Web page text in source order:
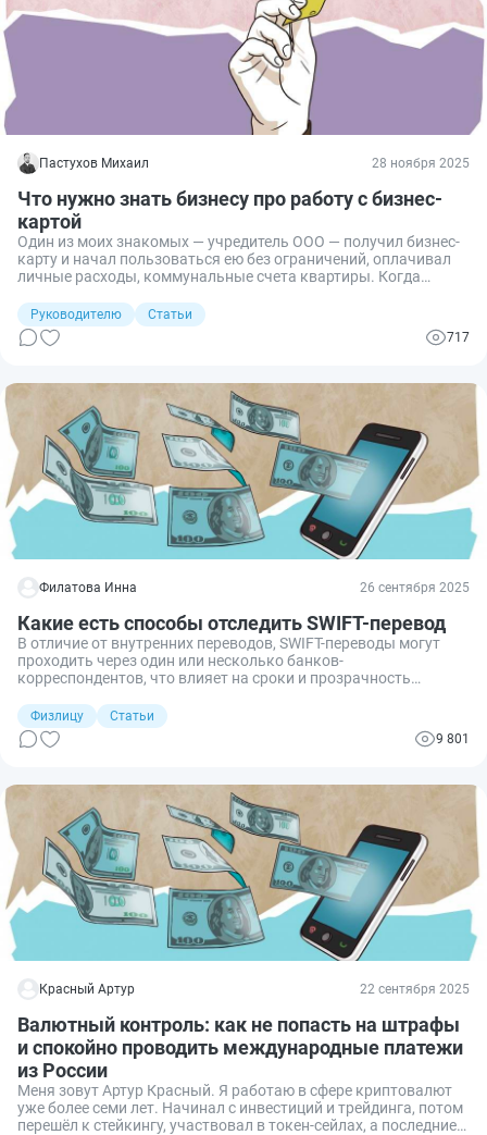
Пастухов Михаил 28 ноября 2025
Что нужно знать бизнесу про работу с бизнес-
картой
Один из моих знакомых — учредитель ООО — получил бизнес-
карту и начал пользоваться ею без ограничений, оплачивал
личные расходы, коммунальные счета квартиры. Когда
множество расчетных операций не имеет отношения к
бизнесу. Одновременно банк заметил нарушение условий, и
расчетные операции попали под блокировку. Учредитель
разбираться с банком. Чтобы не попасть в подобную
ситуацию — разберем подробнее то, как оплачивать покупки
бизнес-картой правильно.
Руководителю
Статьи
717
Филатова Инна 26 сентября 2025
Какие есть способы отследить SWIFT-перевод
В отличие от внутренних переводов, SWIFT-переводы могут
проходить через один или несколько банков-
корреспондентов, что влияет на сроки и прозрачность
быстрее понять, где находится перевод, важно знать, какие
инструменты и данные помогают его отследить. Рассказываю
об этом подробно.
Физлицу
Статьи
9 801
Красный Артур 22 сентября 2025
Валютный контроль: как не попасть на штрафы
и спокойно проводить международные платежи
из России
Меня зовут Артур Красный. Я работаю в сфере криптовалют
уже более семи лет. Начинал с инвестиций и трейдинга, потом
перешёл к стейкингу, участвовал в токен-сейлах, а последние